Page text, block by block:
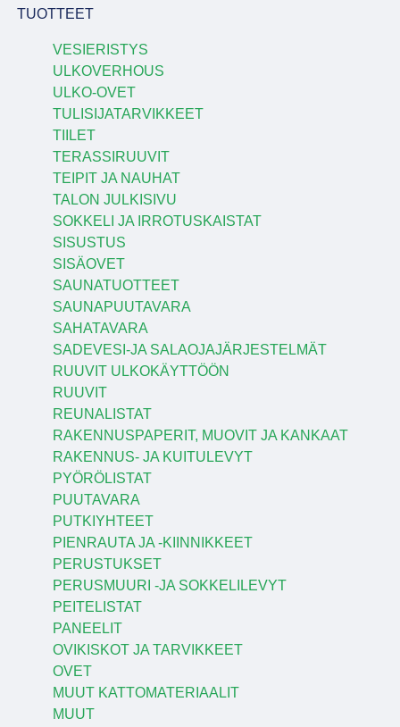
TUOTTEET
VESIERISTYS
ULKOVERHOUS
ULKO-OVET
TULISIJATARVIKKEET
TIILET
TERASSIRUUVIT
TEIPIT JA NAUHAT
TALON JULKISIVU
SOKKELI JA IRROTUSKAISTAT
SISUSTUS
SISÄOVET
SAUNATUOTTEET
SAUNAPUUTAVARA
SAHATAVARA
SADEVESI-JA SALAOJAJÄRJESTELMÄT
RUUVIT ULKOKÄYTTÖÖN
RUUVIT
REUNALISTAT
RAKENNUSPAPERIT, MUOVIT JA KANKAAT
RAKENNUS- JA KUITULEVYT
PYÖRÖLISTAT
PUUTAVARA
PUTKIYHTEET
PIENRAUTA JA -KIINNIKKEET
PERUSTUKSET
PERUSMUURI -JA SOKKELILEVYT
PEITELISTAT
PANEELIT
OVIKISKOT JA TARVIKKEET
OVET
MUUT KATTOMATERIAALIT
MUUT